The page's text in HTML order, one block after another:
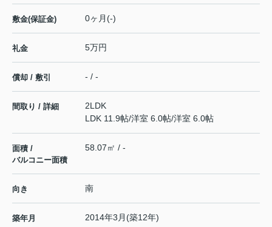
敷金(保証金) 0ヶ月(-)
礼金 5万円
償却 / 敷引 - / -
間取り / 詳細
2LDK
LDK 11.9帖/洋室 6.0帖/洋室 6.0帖
面積 /
バルコニー面積
58.07㎡ / -
向き 南
築年月 2014年3月(築12年)